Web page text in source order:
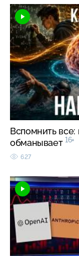
Вспомнить все:
обманывает 16+
627